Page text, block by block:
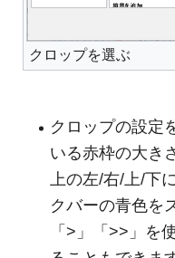
クロップを選ぶ
クロップの設定
いる赤枠の大き
上の左/右/上/下
クバーの青色を
「>」「>>」を